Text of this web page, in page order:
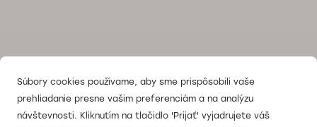
Súbory cookies používame, aby sme prispôsobili vaše
prehliadanie presne vašim preferenciám a na analýzu
návštevnosti. Kliknutím na tlačidlo 'Prijať' vyjadrujete váš